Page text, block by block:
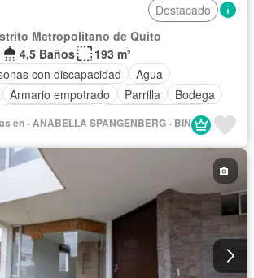
Destacado
Metropolitano de Quito
4,5 Baños
193 m²
con discapacidad
Agua
Armario empotrado Parrilla
Bodega
Cuarto de servicio
Jardín
Seguridad
en - ANABELLA SPANGENBERG - BIN